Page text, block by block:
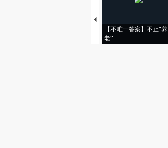
【不唯一答案】不止“养
老”